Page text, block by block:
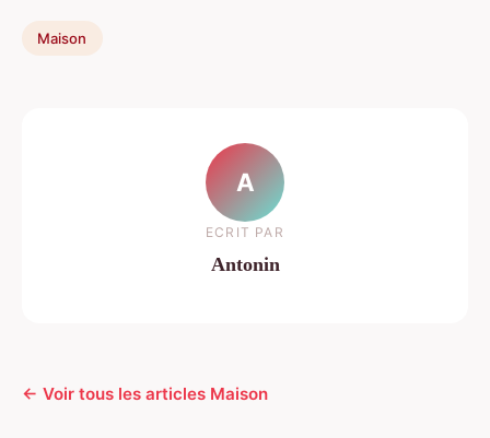
Maison
A
ECRIT PAR
Antonin
← Voir tous les articles Maison